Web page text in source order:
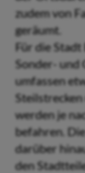
zudem von
geräumt.
Für die
Sonder- und
umfassen
werden je
befahren.
darüber
den